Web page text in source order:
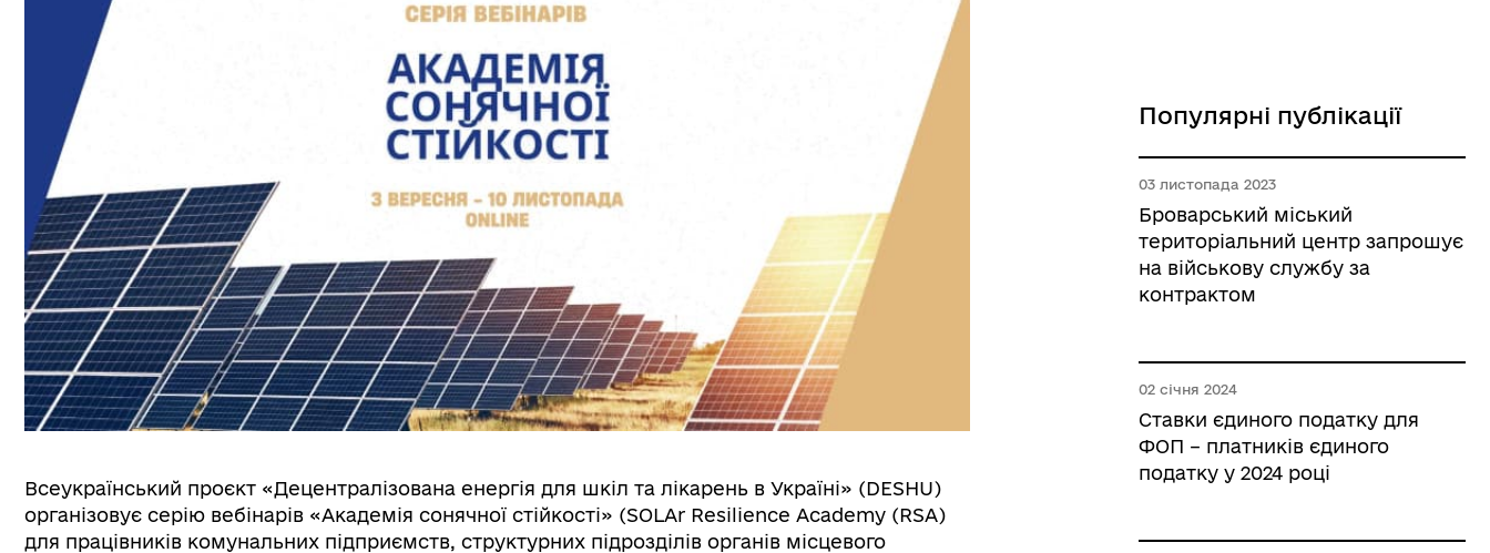
Всеукраїнський проєкт «Децентралізована енергія для шкіл та лікарень в Україні» (DESHU)
організовує серію вебінарів «Академія сонячної стійкості» (SOLAr Resilience Academy (RSA)
для працівників комунальних підприємств, структурних підрозділів органів місцевого
Популярні публікації
03 листопада 2023
Броварський міський
територіальний центр запрошує
на військову службу за
контрактом
02 січня 2024
Ставки єдиного податку для
ФОП – платників єдиного
податку у 2024 році